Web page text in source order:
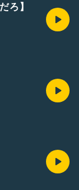
ろ】